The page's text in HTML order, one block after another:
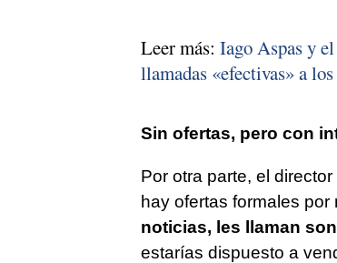
Leer más: Iago Aspas y
llamadas «efectivas» a
Sin ofertas, pero con
Por otra parte, el
hay ofertas formales
noticias, les llaman
estarías dispuesto a